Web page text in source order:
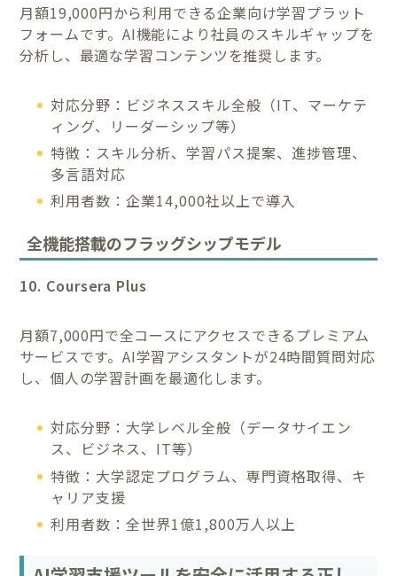
月額19,000円から利用できる企業向け学習プラット
フォームです。AI機能により社員のスキルギャップを
分析し、最適な学習コンテンツを推奨します。
対応分野：ビジネススキル全般（IT、マーケテ
ィング、リーダーシップ等）
特徴：スキル分析、学習パス提案、進捗管理、
多言語対応
利用者数：企業14,000社以上で導入
全機能搭載のフラッグシップモデル
10. Coursera Plus
月額7,000円で全コースにアクセスできるプレミアム
サービスです。AI学習アシスタントが24時間質問対応
し、個人の学習計画を最適化します。
対応分野：大学レベル全般（データサイエン
ス、ビジネス、IT等）
特徴：大学認定プログラム、専門資格取得、キ
ャリア支援
利用者数：全世界1億1,800万人以上